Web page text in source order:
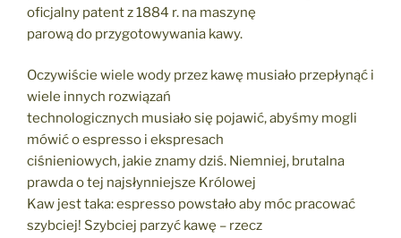
oficjalny patent z 1884 r. na maszynę
parową do przygotowywania kawy.
Oczywiście wiele wody przez kawę musiało przepłynąć i
wiele innych rozwiązań
technologicznych musiało się pojawić, abyśmy mogli
mówić o espresso i ekspresach
ciśnieniowych, jakie znamy dziś. Niemniej, brutalna
prawda o tej najsłynniejsze Królowej
Kaw jest taka: espresso powstało aby móc pracować
szybciej! Szybciej parzyć kawę – rzecz